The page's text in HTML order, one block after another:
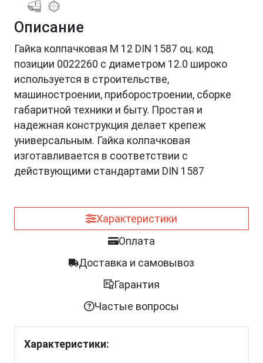
Описание
Гайка колпачковая М 12 DIN 1587 оц. код
позиции 0022260 с диаметром 12.0 широко
используется в строительстве,
машиностроении, приборостроении, сборке
габаритной техники и быту. Простая и
надежная конструкция делает крепеж
универсальным. Гайка колпачковая
изготавливается в соответствии с
действующими стандартами DIN 1587
Характеристики
Оплата
Доставка и самовывоз
Гарантия
Частые вопросы
Характеристики: